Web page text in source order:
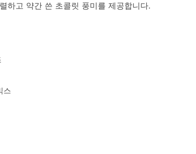
하고 약간 쓴 초콜릿 풍미를 제공합니다.
스